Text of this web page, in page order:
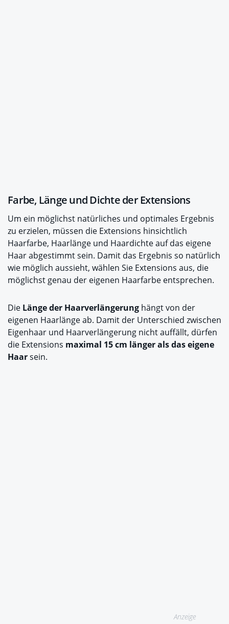
Farbe, Länge und Dichte der Extensions
Um ein möglichst natürliches und optimales Ergebnis
zu erzielen, müssen die Extensions hinsichtlich
Haarfarbe, Haarlänge und Haardichte auf das eigene
Haar abgestimmt sein. Damit das Ergebnis so natürlich
wie möglich aussieht, wählen Sie Extensions aus, die
möglichst genau der eigenen Haarfarbe entsprechen.
Die Länge der Haarverlängerung hängt von der
eigenen Haarlänge ab. Damit der Unterschied zwischen
Eigenhaar und Haarverlängerung nicht auffällt, dürfen
die Extensions maximal 15 cm länger als das eigene
Haarsein.
Anzeige